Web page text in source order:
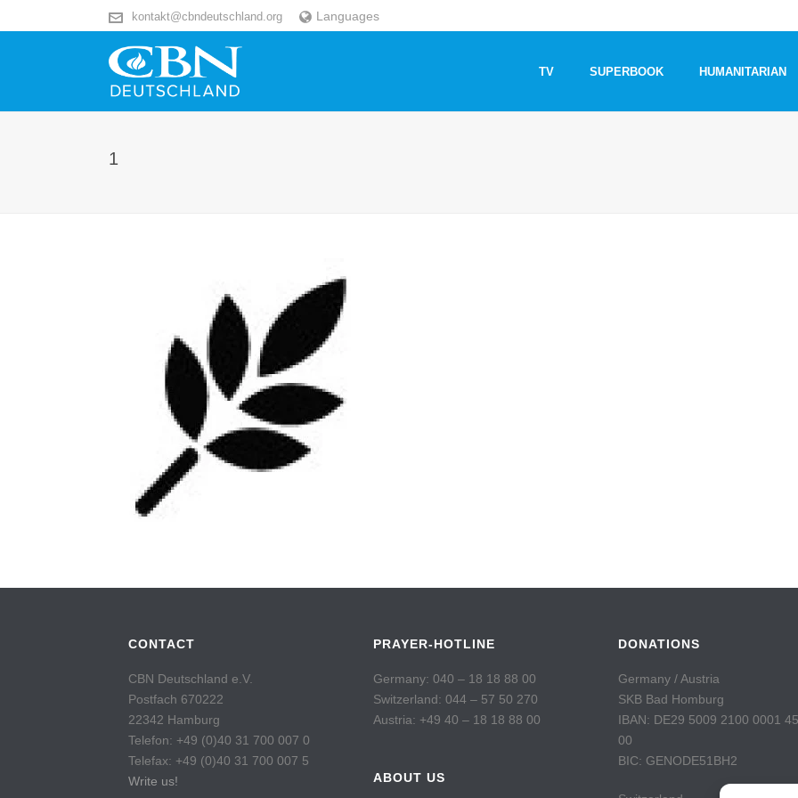
kontakt@cbndeutschland.org Languages
TV SUPERBOOK HUMANITARIAN
1
CONTACT
CBN Deutschland e.V.
Postfach 670222
22342 Hamburg
Telefon: +49 (0)40 31 700 007 0
Telefax: +49 (0)40 31 700 007 5
Write us!
PRAYER-HOTLINE
Germany: 040 – 18 18 88 00
Switzerland: 044 – 57 50 270
Austria: +49 40 – 18 18 88 00
ABOUT US
DONATIONS
Germany / Austria
SKB Bad Homburg
IBAN: DE29 5009 2100 0001
00
BIC: GENODE51BH2